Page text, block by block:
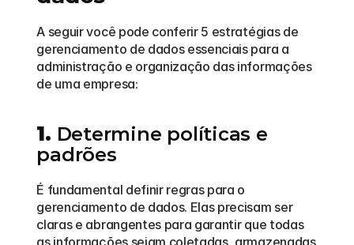
A seguir você pode conferir 5 estratégias de
gerenciamento de dados essenciais para a
administração e organização das informações
de uma empresa:
1. Determine políticas e
padrões
É fundamental definir regras para o
gerenciamento de dados. Elas precisam ser
claras e abrangentes para garantir que todas
as informações sejam coletadas, armazenadas